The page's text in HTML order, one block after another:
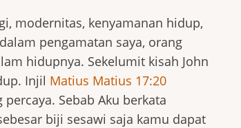
modernitas, kenyamanan hidup,
pengamatan saya, orang
hidupnya. Sekelumit kisah John
Injil Matius Matius 17:20
Sebab Aku berkata
biji sesawi saja kamu dapat